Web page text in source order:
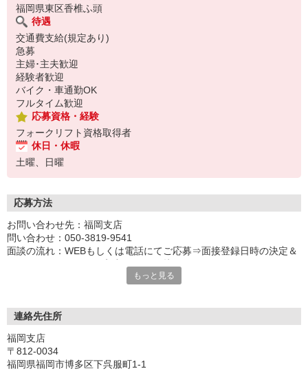
福岡県東区香椎ふ頭
待遇
交通費支給(規定あり)
急募
主婦･主夫歓迎
経験者歓迎
バイク・車通勤OK
フルタイム歓迎
応募資格・経験
フォークリフト資格取得者
休日・休暇
土曜、日曜
応募方法
お問い合わせ先：福岡支店
問い合わせ：050-3819-9541
面談の流れ：WEBもしくは電話にてご応募⇒面接登録日時の決定＆
もっと見る
連絡先住所
福岡支店
〒812-0034
福岡県福岡市博多区下呉服町1-1